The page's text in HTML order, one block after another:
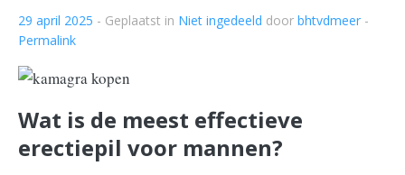
29 april 2025 - Geplaatst in Niet ingedeeld door bhtvdmeer -
Permalink
Wat is de meest effectieve
erectiepil voor mannen?